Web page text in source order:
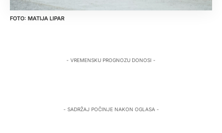
MATIJA LIPAR
- VREMENSKU PROGNOZU DONOSI -
- SADRŽAJ POČINJE NAKON OGLASA -